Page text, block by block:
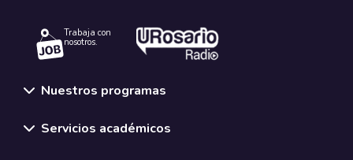
Trabaja con
nosotros.
Nuestros programas
Servicios académicos